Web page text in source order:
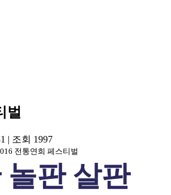
벌
| 조회 1997
전통연희 페스티벌
놀판 살판